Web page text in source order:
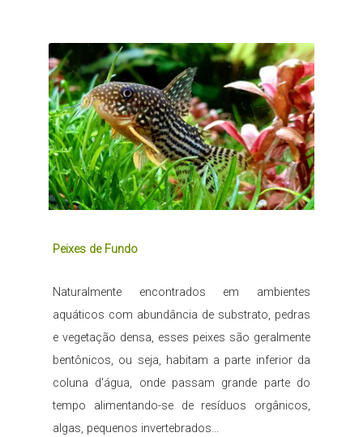
Peixes de Fundo
Naturalmente encontrados em ambientes
aquáticos com abundância de substrato, pedras
e vegetação densa, esses peixes são geralmente
bentônicos, ou seja, habitam a parte inferior da
coluna d'água, onde passam grande parte do
tempo alimentando-se de resíduos orgânicos,
algas, pequenos invertebrados...